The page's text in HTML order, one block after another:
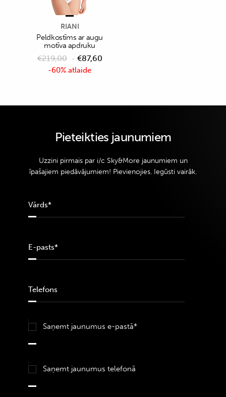
-60% atlaide
RIANI
Peldkostīms ar augu
motīva apdruku
€219,00 €87,60
Pieteikties jaunumiem
Uzzini pirmais par i/c Sky&More jaunumiem un
īpašajiem piedāvājumiem! Pievienojies. Iegūsti vairāk.
Saņemt jaunumus e-pastā*
Saņemt jaunumus telefonā